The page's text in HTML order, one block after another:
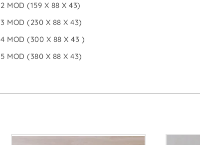
2 MOD (159 X 88 X 43)
3 MOD (230 X 88 X 43)
4 MOD (300 X 88 X 43 )
5 MOD (380 X 88 X 43)